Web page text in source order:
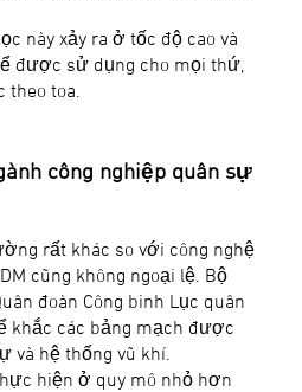
này xảy ra ở tốc độ cao và
được sử dụng cho mọi thứ,
toa.
công nghiệp quân sự
rất khác so với công nghệ
cũng không ngoại lệ. Bộ
đoàn Công binh Lục quân
khắc các bảng mạch được
và hệ thống vũ khí.
hiện ở quy mô nhỏ hơn